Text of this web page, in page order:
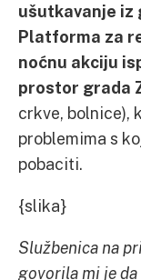
ušutkavanje iz
Platforma za
noćnu akciju
prostor grada
crkve, bolnice),
problemima s
pobaciti.
{slika}
Službenica na
govorila mi je